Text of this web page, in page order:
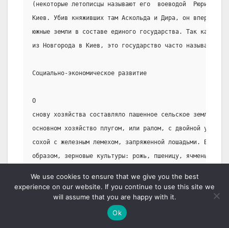
(некоторые летописцы называют его  воеводой  Рюрика),
Киев. Убив княживших там Аскольда и Дира, он впервые
южные земли в составе единого государства. Так как
из Новгорода в Киев, это государство часто называют
Социально-экономическое развитие
О
снову хозяйства составляло пашенное сельское
основном хозяйство плугом, или ралом, с двойной
сохой с железным лемехом, запряженной лошадьми.
образом, зерновые культуры: рожь, пшеницу, ячмень,
Были известны двухпольный и трехпольный севообороты.
в том, что вся масса обрабатываемой земли делилась
них использовалась для выращивания хлеба,  вторая
We use cookies to ensure that we give you the best
experience on our website. If you continue to use this site we
will assume that you are happy with it.
Ok